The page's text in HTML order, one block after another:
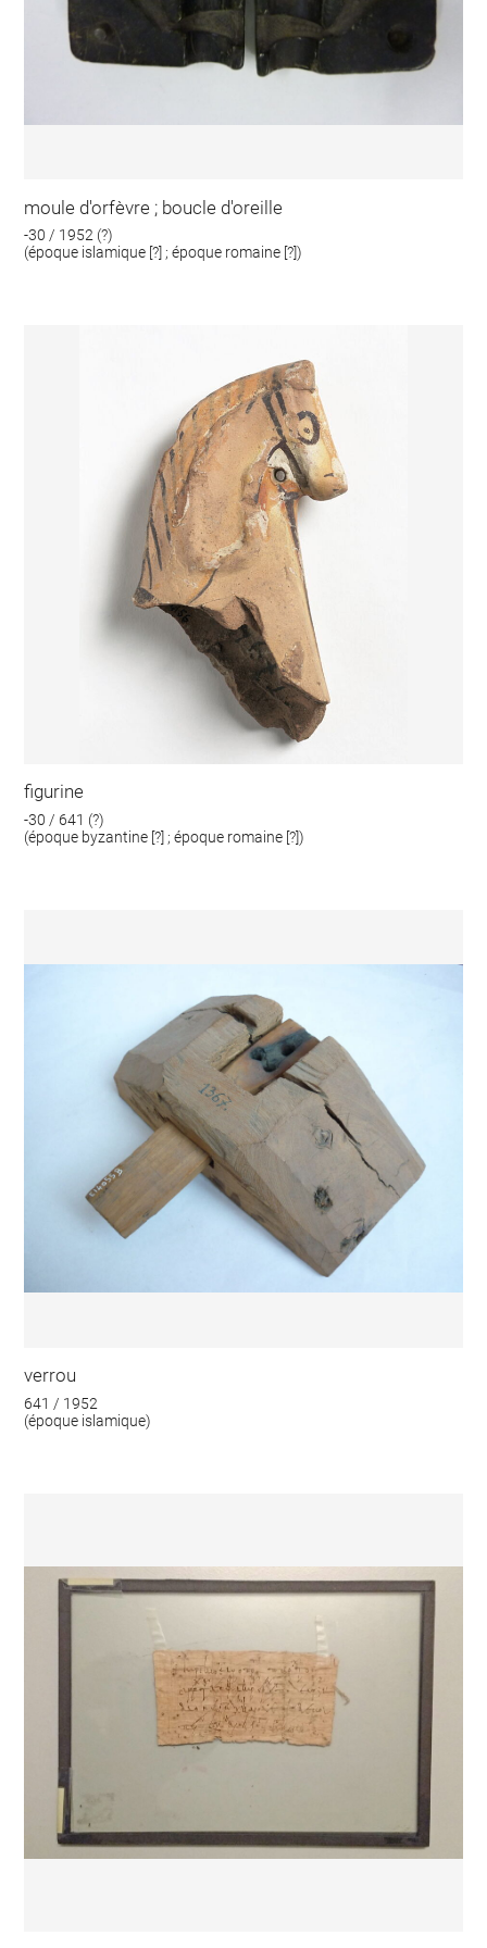
moule d'orfèvre ; boucle d'oreille
-30 / 1952 (?)
(époque islamique [?] ; époque romaine [?])
figurine
-30 / 641 (?)
(époque byzantine [?] ; époque romaine [?])
verrou
641 / 1952
(époque islamique)